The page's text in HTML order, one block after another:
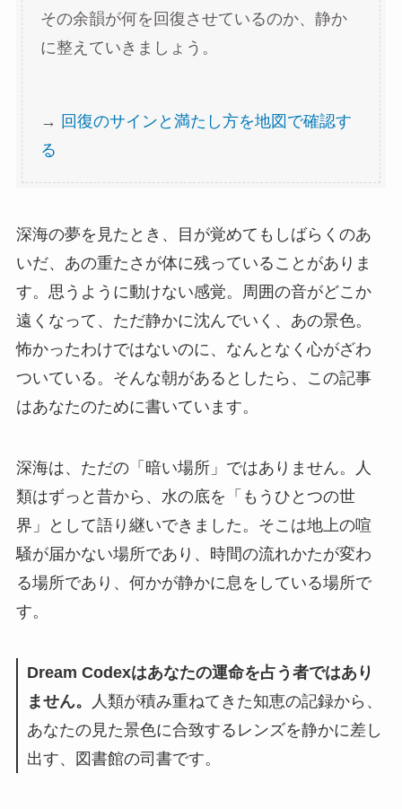
その余韻が何を回復させているのか、静か
に整えていきましょう。
→ 回復のサインと満たし方を地図で確認す
る
深海の夢を見たとき、目が覚めてもしばらくのあ
いだ、あの重たさが体に残っていることがありま
す。思うように動けない感覚。周囲の音がどこか
遠くなって、ただ静かに沈んでいく、あの景色。
怖かったわけではないのに、なんとなく心がざわ
ついている。そんな朝があるとしたら、この記事
はあなたのために書いています。
深海は、ただの「暗い場所」ではありません。人
類はずっと昔から、水の底を「もうひとつの世
界」として語り継いできました。そこは地上の喧
騒が届かない場所であり、時間の流れかたが変わ
る場所であり、何かが静かに息をしている場所で
す。
Dream Codexはあなたの運命を占う者ではあり
ません。
人類が積み重ねてきた知恵の記録から、
あなたの見た景色に合致するレンズを静かに差し
出す、図書館の司書です。